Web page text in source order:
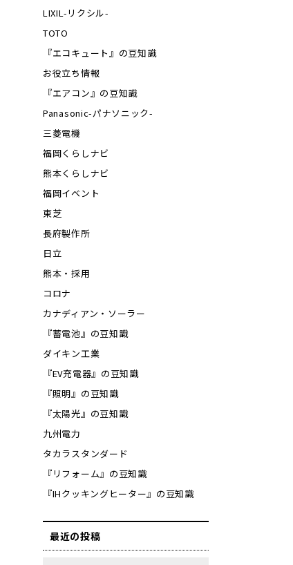
LIXIL-リクシル-
TOTO
『エコキュート』の豆知識
お役立ち情報
『エアコン』の豆知識
Panasonic-パナソニック-
三菱電機
福岡くらしナビ
熊本くらしナビ
福岡イベント
東芝
長府製作所
日立
熊本・採用
コロナ
カナディアン・ソーラー
『蓄電池』の豆知識
ダイキン工業
『EV充電器』の豆知識
『照明』の豆知識
『太陽光』の豆知識
九州電力
タカラスタンダード
『リフォーム』の豆知識
『IHクッキングヒーター』の豆知識
最近の投稿